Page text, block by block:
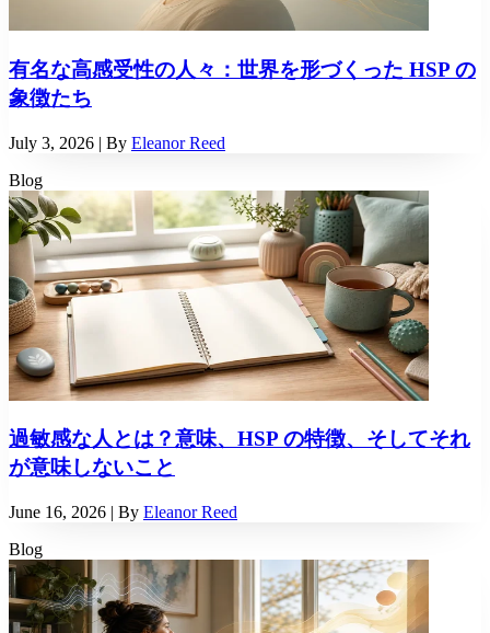
有名な高感受性の人々：世界を形づくった HSP の
象徴たち
July 3, 2026 | By Eleanor Reed
Blog
過敏感な人とは？意味、HSP の特徴、そしてそれ
が意味しないこと
June 16, 2026 | By Eleanor Reed
Blog